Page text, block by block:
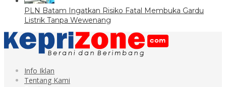
PLN Batam Ingatkan Risiko Fatal Membuka Gardu
Listrik Tanpa Wewenang
Info Iklan
Tentang Kami